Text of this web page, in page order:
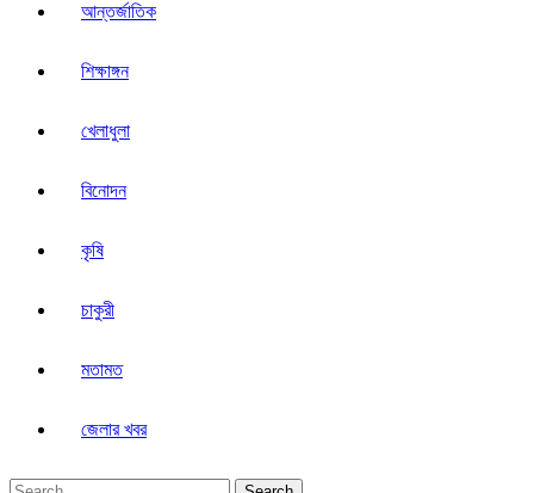
আন্তর্জাতিক
শিক্ষাঙ্গন
খেলাধুলা
বিনোদন
কৃষি
চাকুরী
মতামত
জেলার খবর